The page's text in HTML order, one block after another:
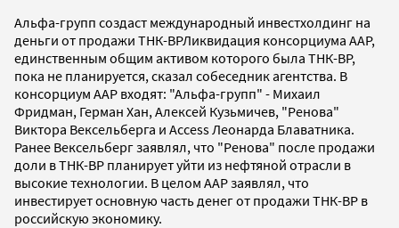
Альфа-групп создаст международный инвестхолдинг на
деньги от продажи ТНК-ВРЛиквидация консорциума ААР,
единственным общим активом которого была ТНК-ВР,
пока не планируется, сказал собеседник агентства. В
консорциум ААР входят: "Альфа-групп" - Михаил
Фридман, Герман Хан, Алексей Кузьмичев, "Ренова"
Виктора Вексельберга и Access Леонарда Блаватника.
Ранее Вексельберг заявлял, что "Ренова" после продажи
доли в ТНК-ВР планирует уйти из нефтяной отрасли в
высокие технологии. В целом ААР заявлял, что
инвестирует основную часть денег от продажи ТНК-BP в
российскую экономику.